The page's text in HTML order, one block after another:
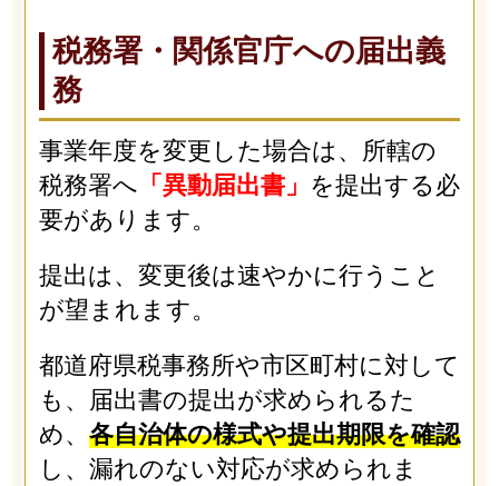
税務署・関係官庁への届出義
務
事業年度を変更した場合は、所轄の
税務署へ 「異動届出書」 を提出する必
要があります。
提出は、変更後は速やかに行うこと
が望まれます。
都道府県税事務所や市区町村に対して
も、届出書の提出が求められるた
め、 各自治体の様式や提出期限を確認
し、漏れのない対応が求められま